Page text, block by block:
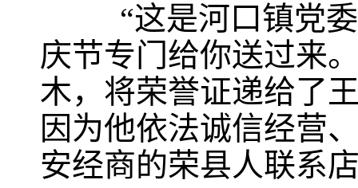
“这是河口镇党委
庆节专门给你送过来
木，将荣誉证递给了
因为他依法诚信经营
安经商的荣县人联系